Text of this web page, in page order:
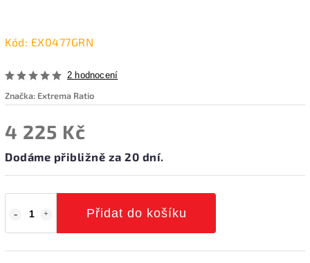
Kód: EX0477GRN
2 hodnocení
Značka: Extrema Ratio
4 225 Kč
Dodáme přibližně za 20 dní.
Přidat do košíku